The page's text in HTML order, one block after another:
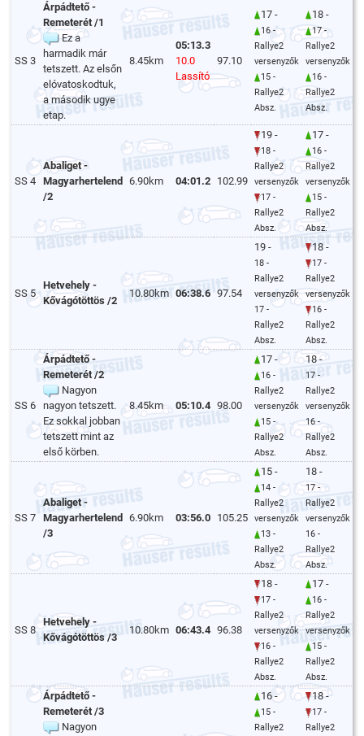
SS 3
Árpádtető -
Remeterét /1
Ez a
harmadik már
tetszett. Az elsőn
elóvatoskodtuk,
a második ugye
etap.
8.45km
05:13.3
10.0
Lassító
97.10
17 -
16 -
Rallye2
versenyzők
15 -
Rallye2
Absz.
18 -
17 -
Rallye2
versenyzők
16 -
Rallye2
Absz.
SS 4
Abaliget -
Magyarhertelend
/2
6.90km 04:01.2 102.99
19 -
18 -
Rallye2
versenyzők
17 -
Rallye2
Absz.
17 -
16 -
Rallye2
versenyzők
15 -
Rallye2
Absz.
SS 5
Hetvehely -
Kővágótöttös /2
10.80km 06:38.6 97.54
19 -
18 -
Rallye2
versenyzők
17 -
Rallye2
Absz.
18 -
17 -
Rallye2
versenyzők
16 -
Rallye2
Absz.
SS 6
Árpádtető -
Remeterét /2
Nagyon
nagyon tetszett.
Ez sokkal jobban
tetszett mint az
első körben.
8.45km 05:10.4 98.00
17 -
16 -
Rallye2
versenyzők
15 -
Rallye2
Absz.
18 -
17 -
Rallye2
versenyzők
16 -
Rallye2
Absz.
SS 7
Abaliget -
Magyarhertelend
/3
6.90km 03:56.0 105.25
15 -
14 -
Rallye2
versenyzők
13 -
Rallye2
Absz.
18 -
17 -
Rallye2
versenyzők
16 -
Rallye2
Absz.
SS 8
Hetvehely -
Kővágótöttös /3
10.80km 06:43.4 96.38
18 -
17 -
Rallye2
versenyzők
16 -
Rallye2
Absz.
17 -
16 -
Rallye2
versenyzők
15 -
Rallye2
Absz.
Árpádtető -
Remeterét /3
Nagyon
16 -
15 -
Rallye2
18 -
17 -
Rallye2